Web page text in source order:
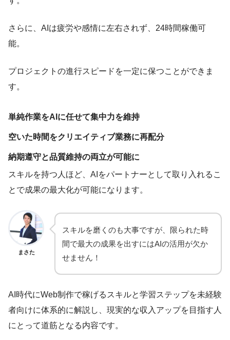
さらに、AIは疲労や感情に左右されず、24時間稼働可
能。
プロジェクトの進行スピードを一定に保つことができま
す。
単純作業をAIに任せて集中力を維持
空いた時間をクリエイティブ業務に再配分
納期遵守と品質維持の両立が可能に
スキルを持つ人ほど、AIをパートナーとして取り入れるこ
とで成果の最大化が可能になります。
まさた
スキルを磨くのも大事ですが、限られた時
間で最大の成果を出すにはAIの活用が欠か
せません！
AI時代にWeb制作で稼げるスキルと学習ステップを未経験
者向けに体系的に解説し、現実的な収入アップを目指す人
にとって道筋となる内容です。